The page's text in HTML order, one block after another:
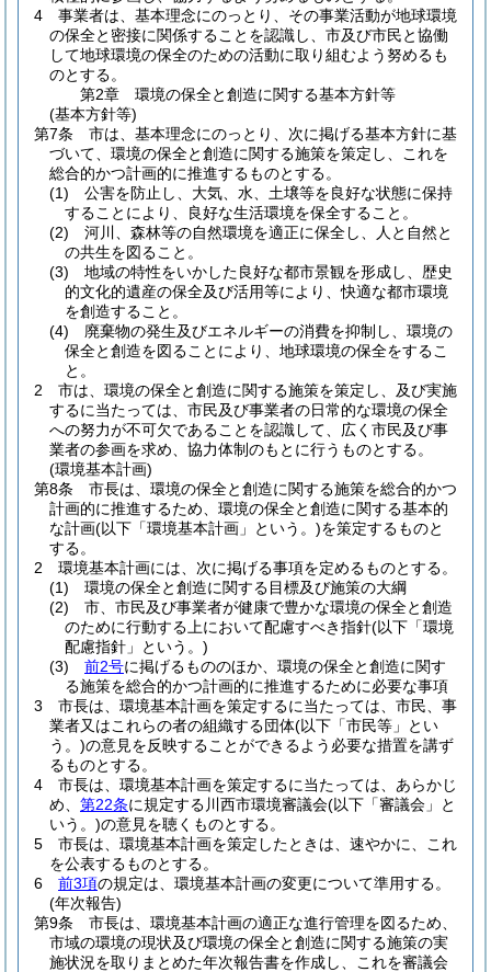
4
事業者は、基本理念にのっとり、その事業活動が地球環境
の保全と密接に関係することを認識し、市及び市民と協働
して地球環境の保全のための活動に取り組むよう努めるも
のとする。
第2章
環境の保全と創造に関する基本方針等
(基本方針等)
第7条
市は、基本理念にのっとり、次に掲げる基本方針に基
づいて、環境の保全と創造に関する施策を策定し、これを
総合的かつ計画的に推進するものとする。
(1)
公害を防止し、大気、水、土壌等を良好な状態に保持
することにより、良好な生活環境を保全すること。
(2)
河川、森林等の自然環境を適正に保全し、人と自然と
の共生を図ること。
(3)
地域の特性をいかした良好な都市景観を形成し、歴史
的文化的遺産の保全及び活用等により、快適な都市環境
を創造すること。
(4)
廃棄物の発生及びエネルギーの消費を抑制し、環境の
保全と創造を図ることにより、地球環境の保全をするこ
と。
2
市は、環境の保全と創造に関する施策を策定し、及び実施
するに当たっては、市民及び事業者の日常的な環境の保全
への努力が不可欠であることを認識して、広く市民及び事
業者の参画を求め、協力体制のもとに行うものとする。
(環境基本計画)
第8条
市長は、環境の保全と創造に関する施策を総合的かつ
計画的に推進するため、環境の保全と創造に関する基本的
な計画(以下「環境基本計画」という。)を策定するものと
する。
2
環境基本計画には、次に掲げる事項を定めるものとする。
(1)
環境の保全と創造に関する目標及び施策の大綱
(2)
市、市民及び事業者が健康で豊かな環境の保全と創造
のために行動する上において配慮すべき指針(以下「環境
配慮指針」という。)
(3)
前2号に掲げるもののほか、環境の保全と創造に関す
る施策を総合的かつ計画的に推進するために必要な事項
3
市長は、環境基本計画を策定するに当たっては、市民、事
業者又はこれらの者の組織する団体(以下「市民等」とい
う。)の意見を反映することができるよう必要な措置を講ず
るものとする。
4
市長は、環境基本計画を策定するに当たっては、あらかじ
め、 第22条に規定する川西市環境審議会(以下「審議会」と
いう。)の意見を聴くものとする。
5
市長は、環境基本計画を策定したときは、速やかに、これ
を公表するものとする。
6
前3項の規定は、環境基本計画の変更について準用する。
(年次報告)
第9条
市長は、環境基本計画の適正な進行管理を図るため、
市域の環境の現状及び環境の保全と創造に関する施策の実
施状況を取りまとめた年次報告書を作成し、これを審議会